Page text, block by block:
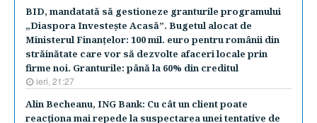
BID, mandatată să gestioneze granturile programului
„Diaspora Investeşte Acasă”. Bugetul alocat de
Ministerul Finanţelor: 100 mil. euro pentru românii din
străinătate care vor să dezvolte afaceri locale prin
firme noi. Granturile: până la 60% din creditul
ieri, 21:27
Alin Becheanu, ING Bank: Cu cât un client poate
reacţiona mai repede la suspectarea unei tentative de